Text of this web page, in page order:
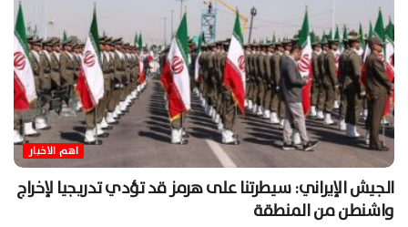
اهم الاخبار
الجيش الإيراني: سيطرتنا على هرمز قد تؤدي تدريجيا لإخراج
واشنطن من المنطقة